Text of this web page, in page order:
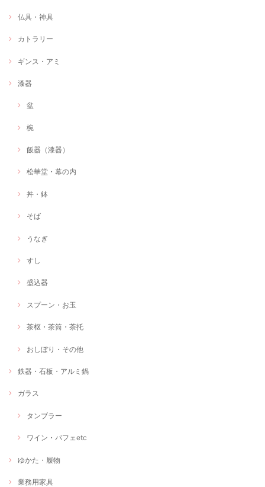
仏具・神具
カトラリー
ギンス・アミ
漆器
盆
椀
飯器（漆器）
松華堂・幕の内
丼・鉢
そば
うなぎ
すし
盛込器
スプーン・お玉
茶枢・茶筒・茶托
おしぼり・その他
鉄器・石板・アルミ鍋
ガラス
タンブラー
ワイン・パフェetc
ゆかた・履物
業務用家具